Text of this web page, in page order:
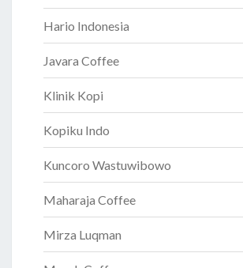
Hario Indonesia
Javara Coffee
Klinik Kopi
Kopiku Indo
Kuncoro Wastuwibowo
Maharaja Coffee
Mirza Luqman